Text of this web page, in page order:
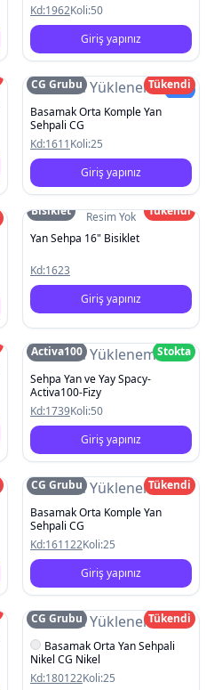
Kd:1962Koli:50
Giriş yapınız
Resim YüklenemediYeni
CG Grubu
Tükendi
Basamak Orta Komple Yan
Sehpali CG
Kd:1611Koli:25
Giriş yapınız
Resim Yok
Bisiklet
Tükendi
Yan Sehpa 16" Bisiklet
Kd:1623
Giriş yapınız
Resim Yüklenemedi
Activa100
Stokta
Sehpa Yan ve Yay Spacy-
Activa100-Fizy
Kd:1739Koli:50
Giriş yapınız
Resim Yüklenemedi
CG Grubu
Tükendi
Basamak Orta Komple Yan
Sehpali CG
Kd:161122Koli:25
Giriş yapınız
Resim Yüklenemedi
CG Grubu
Tükendi
Basamak Orta Yan Sehpali
Nikel CG Nikel
Kd:180122Koli:25